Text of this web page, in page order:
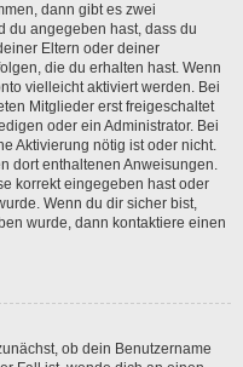
dann gibt es zwei
du angegeben hast, dass du
Eltern oder deiner
die du erhalten hast. Wenn
vielleicht aktiviert werden. Bei
Mitglieder erst freigeschaltet
oder ein Administrator. Bei
Aktivierung nötig ist oder nicht.
dort enthaltenen Anweisungen.
korrekt eingegeben hast oder
Wenn du dir sicher bist,
wurde, dann kontaktiere einen
ob dein Benutzername